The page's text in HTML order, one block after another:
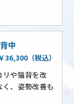
中
36,300（税込）
リや猫背を改
、姿勢改善も